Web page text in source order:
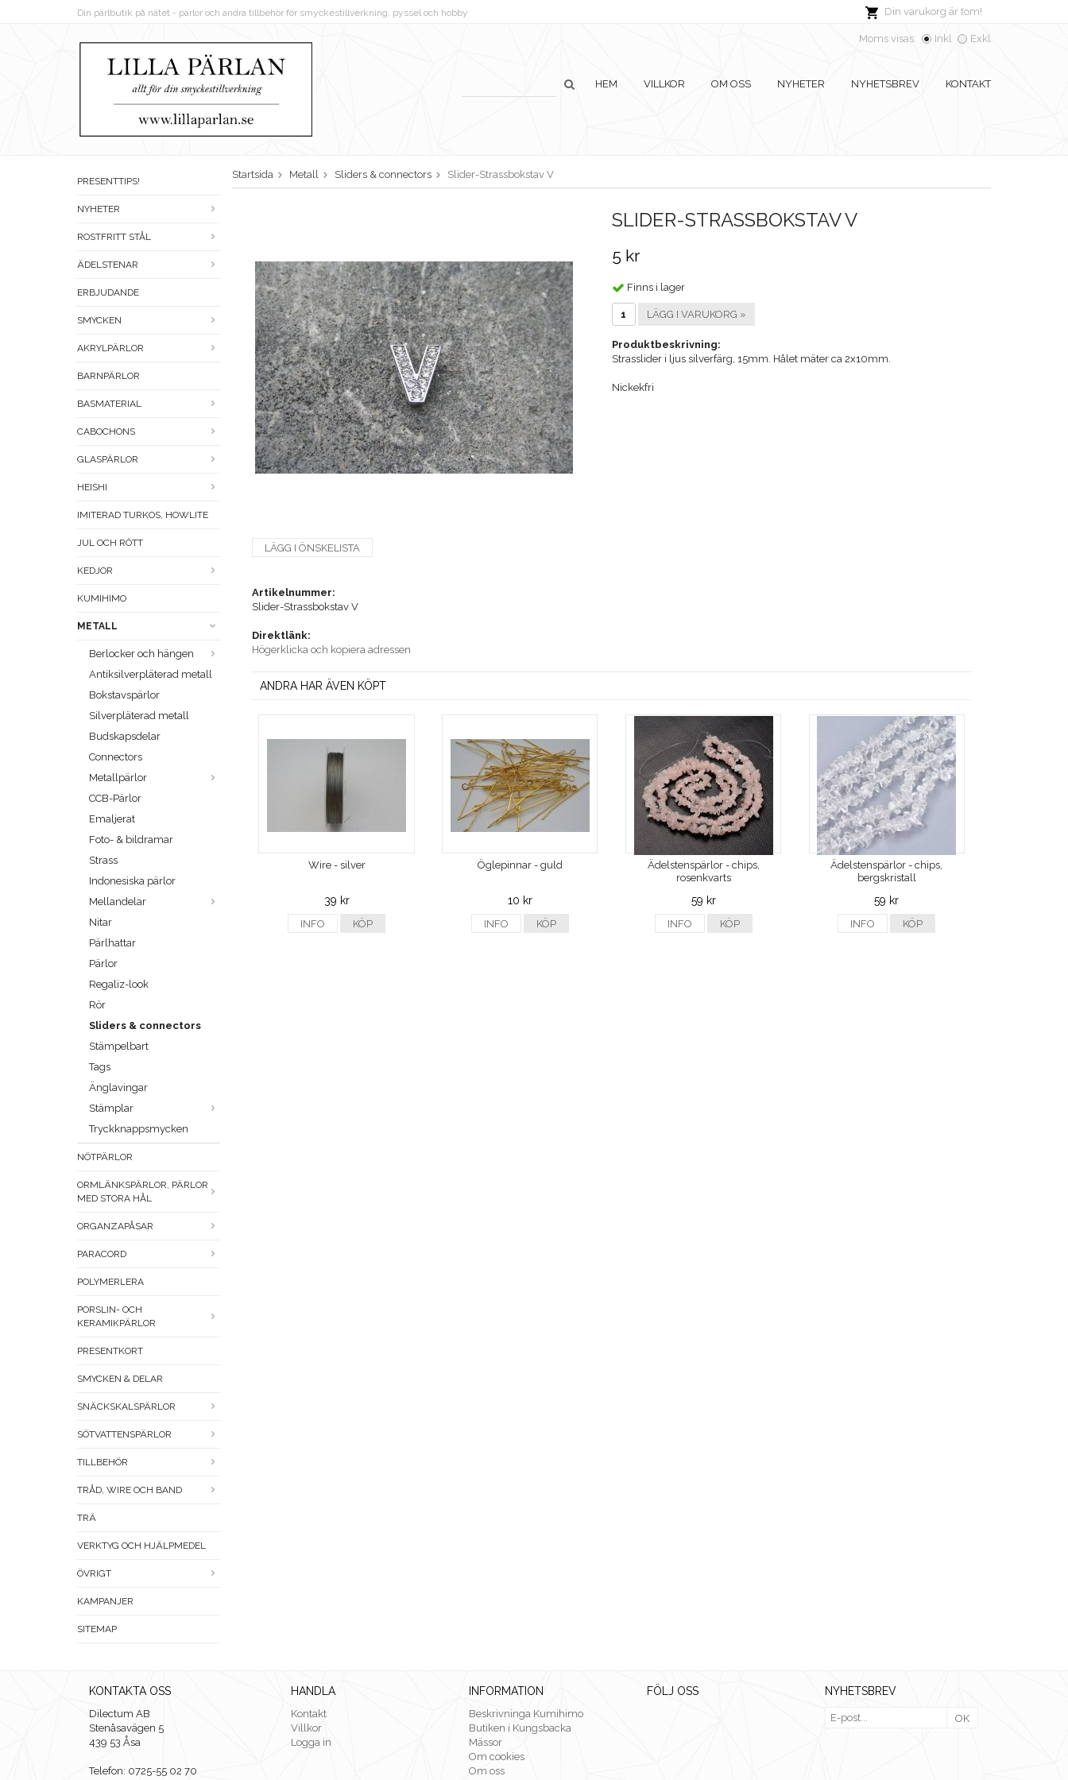
Din varukorg är tom!
Din pärlbutik på nätet - pärlor och andra tillbehör för smyckestillverkning, pyssel och hobby
Moms visas: Inkl Exkl
HEM VILLKOR OM OSS NYHETER NYHETSBREV KONTAKT
PRESENTTIPS!
NYHETER
ROSTFRITT STÅL
ÄDELSTENAR
ERBJUDANDE
SMYCKEN
AKRYLPÄRLOR
BARNPÄRLOR
BASMATERIAL
CABOCHONS
GLASPÄRLOR
HEISHI
IMITERAD TURKOS, HOWLITE
JUL OCH RÖTT
KEDJOR
KUMIHIMO
METALL
Berlocker och hängen
Antiksilverpläterad metall
Bokstavspärlor
Silverpläterad metall
Budskapsdelar
Connectors
Metallpärlor
CCB-Pärlor
Emaljerat
Foto- & bildramar
Strass
Indonesiska pärlor
Mellandelar
Nitar
Pärlhattar
Pärlor
Regaliz-look
Rör
Sliders & connectors
Stämpelbart
Tags
Änglavingar
Stämplar
Tryckknappsmycken
NÖTPÄRLOR
ORMLÄNKSPÄRLOR, PÄRLOR
MED STORA HÅL
ORGANZAPÅSAR
PARACORD
POLYMERLERA
PORSLIN- OCH
KERAMIKPÄRLOR
PRESENTKORT
SMYCKEN & DELAR
SNÄCKSKALSPÄRLOR
SÖTVATTENSPÄRLOR
TILLBEHÖR
TRÅD, WIRE OCH BAND
TRÄ
VERKTYG OCH HJÄLPMEDEL
ÖVRIGT
KAMPANJER
SITEMAP
Startsida Metall Sliders & connectors Slider-Strassbokstav V
SLIDER-STRASSBOKSTAV V
5 kr
Finns i lager
LÄGG I VARUKORG »
Produktbeskrivning:
Strasslider i ljus silverfärg, 15mm. Hålet mäter ca 2x10mm.
Nickekfri
LÄGG I ÖNSKELISTA
Artikelnummer:
Slider-Strassbokstav V
Direktlänk:
Högerklicka och kopiera adressen
ANDRA HAR ÄVEN KÖPT
Wire - silver
39 kr
INFO KÖP
Öglepinnar - guld
10 kr
INFO KÖP
Ädelstenspärlor - chips,
rosenkvarts
59 kr
INFO KÖP
Ädelstenspärlor - chips,
bergskristall
59 kr
INFO KÖP
KONTAKTA OSS
Dilectum AB
Stenåsavägen 5
439 53 Åsa
Telefon: 0725-55 02 70
HANDLA
Kontakt
Villkor
Logga in
INFORMATION
Beskrivninga Kumihimo
Butiken i Kungsbacka
Mässor
Om cookies
Om oss
FÖLJ OSS NYHETSBREV
OK